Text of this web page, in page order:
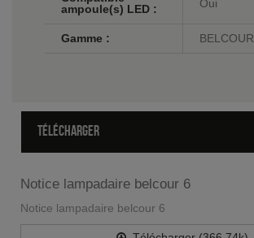
ampoule(s) LED :
Oui
Gamme : BELCOUR
TÉLÉCHARGER
Notice lampadaire belcour 6
Notice lampadaire belcour 6